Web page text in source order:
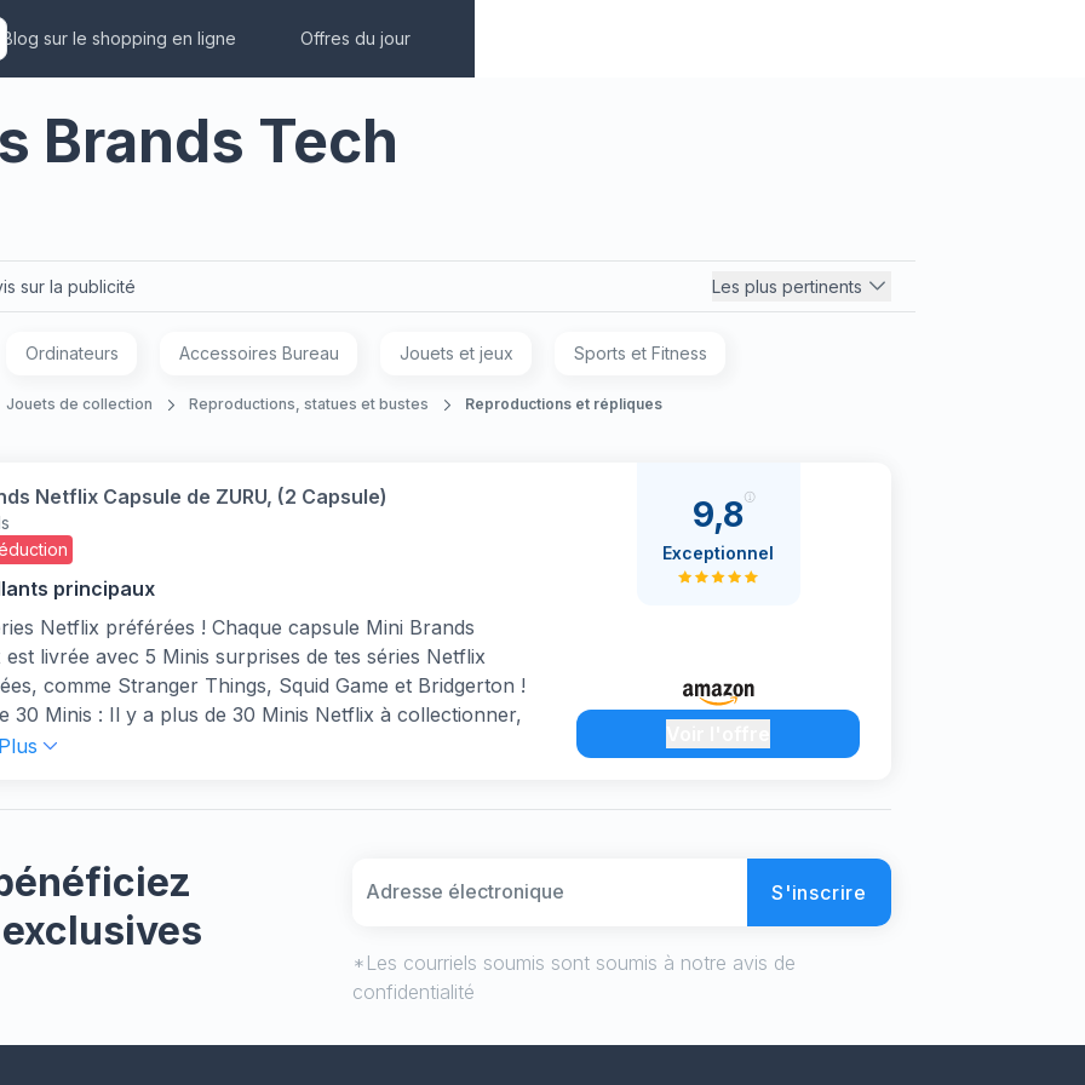
Blog sur le shopping en ligne Offres du jour
Brands Tech
sur la publicité Les plus pertinents
Ordinateurs Accessoires Bureau Jouets et jeux Sports et Fitness
Jouets de collection Reproductions, statues et bustes Reproductions et répliques
Netflix Capsule de ZURU, (2 Capsule)
principaux
Netflix préférées ! Chaque capsule Mini Brands
est livrée avec 5 Minis surprises de tes séries Netflix
comme Stranger Things, Squid Game et Bridgerton !
30 Minis : Il y a plus de 30 Minis Netflix à collectionner,
toutes tes séries Netflix préférées !
dorés : Découvre les Minis ultra rares et les Minis épiques
de Squid Game et The Witcher !
: Les capsules Mini Brands sont fabriquées avec du
recyclé certifié. La capsule s'ouvre en deux moitiés
de désordre lors du déballage et permet plus de
9,8
Exceptionnel
S'inscrire
*Les courriels soumis sont soumis à notre avis de
confidentialité